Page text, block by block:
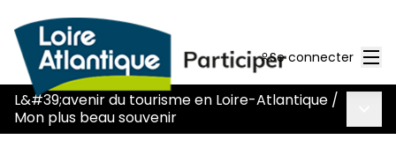
Se connecter
L&#39;avenir du tourisme en Loire-Atlantique /
Mon plus beau souvenir